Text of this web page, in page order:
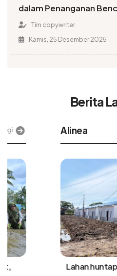
dalam Penanganan
Tim copywriter
Kamis, 25 Desember 2025
Berita
Alinea
Lahan huntap Aceh